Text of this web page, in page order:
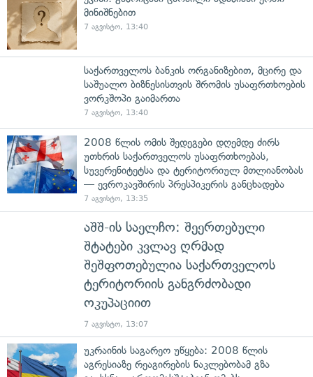
მინიშნებით
7 აგვისტო, 13:40
საქართველოს ბანკის ორგანიზებით, მცირე და
საშუალო ბიზნესისთვის შრომის უსაფრთხოების
ვორკშოპი გაიმართა
7 აგვისტო, 13:40
2008 წლის ომის შედეგები დღემდე ძირს
უთხრის საქართველოს უსაფრთხოებას,
სუვერენიტეტსა და ტერიტორიულ მთლიანობას
— ევროკავშირის პრესპიკერის განცხადება
7 აგვისტო, 13:35
აშშ-ის საელჩო: შეერთებული
შტატები კვლავ ღრმად
შეშფოთებულია საქართველოს
ტერიტორიის განგრძობადი
ოკუპაციით
7 აგვისტო, 13:07
უკრაინის საგარეო უწყება: 2008 წლის
აგრესიაზე რეაგირების ნაკლებობამ გზა